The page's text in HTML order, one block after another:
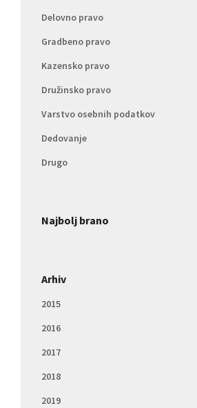
Delovno pravo
Gradbeno pravo
Kazensko pravo
Družinsko pravo
Varstvo osebnih podatkov
Dedovanje
Drugo
Najbolj brano
Arhiv
2015
2016
2017
2018
2019